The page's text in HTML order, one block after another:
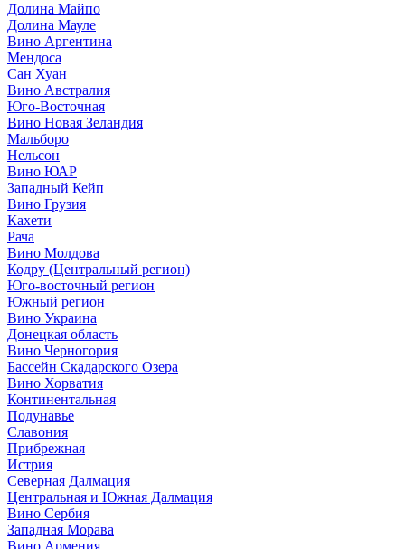
Долина Майпо
Долина Мауле
Вино Аргентина
Мендоса
Сан Хуан
Вино Австралия
Юго-Восточная
Вино Новая Зеландия
Мальборо
Нельсон
Вино ЮАР
Западный Кейп
Вино Грузия
Кахети
Рача
Вино Молдова
Кодру (Центральный регион)
Юго-восточный регион
Южный регион
Вино Украина
Донецкая область
Вино Черногория
Бассейн Скадарского Озера
Вино Хорватия
Континентальная
Подунавье
Славония
Прибрежная
Истрия
Северная Далмация
Центральная и Южная Далмация
Вино Сербия
Западная Морава
Вино Армения